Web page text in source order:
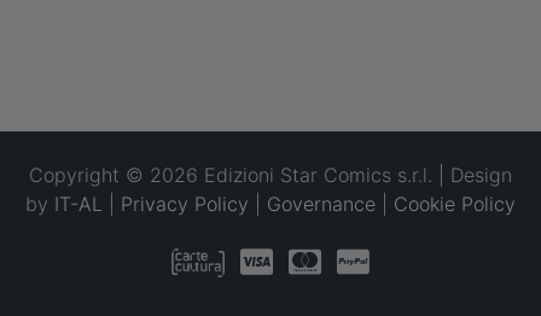
Copyright © 2026 Edizioni Star Comics s.r.l. | Design
by IT-AL Privacy Policy Governance Cookie Policy